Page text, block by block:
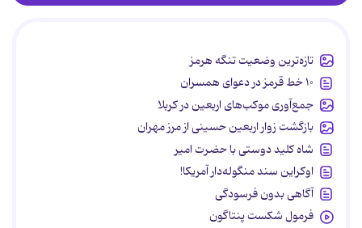
تازه‌ترین وضعیت تنگه هرمز
۱۰ خط قرمز در دعوای همسران
جمع‌آوری موکب‌های اربعین در کربلا
بازگشت زوار اربعین حسینی از مرز مهران
شاه کلید دوستی با حضرت امیر
اوکراین سند منگوله‌دار آمریکا!
آگاهی بدون فرسودگی
فرمول شکست پنتاگون